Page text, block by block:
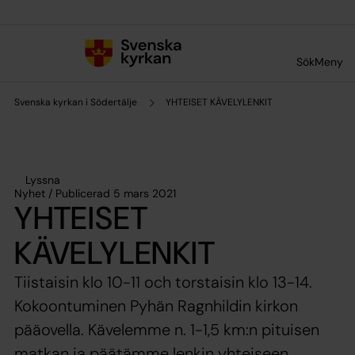
SökMeny
Svenska kyrkan i Södertälje YHTEISET KÄVELYLENKIT
Lyssna
Nyhet / Publicerad 5 mars 2021
YHTEISET
KÄVELYLENKIT
Tiistaisin klo 10-11 och torstaisin klo 13-14.
Kokoontuminen Pyhän Ragnhildin kirkon
pääovella. Kävelemme n. 1-1,5 km:n pituisen